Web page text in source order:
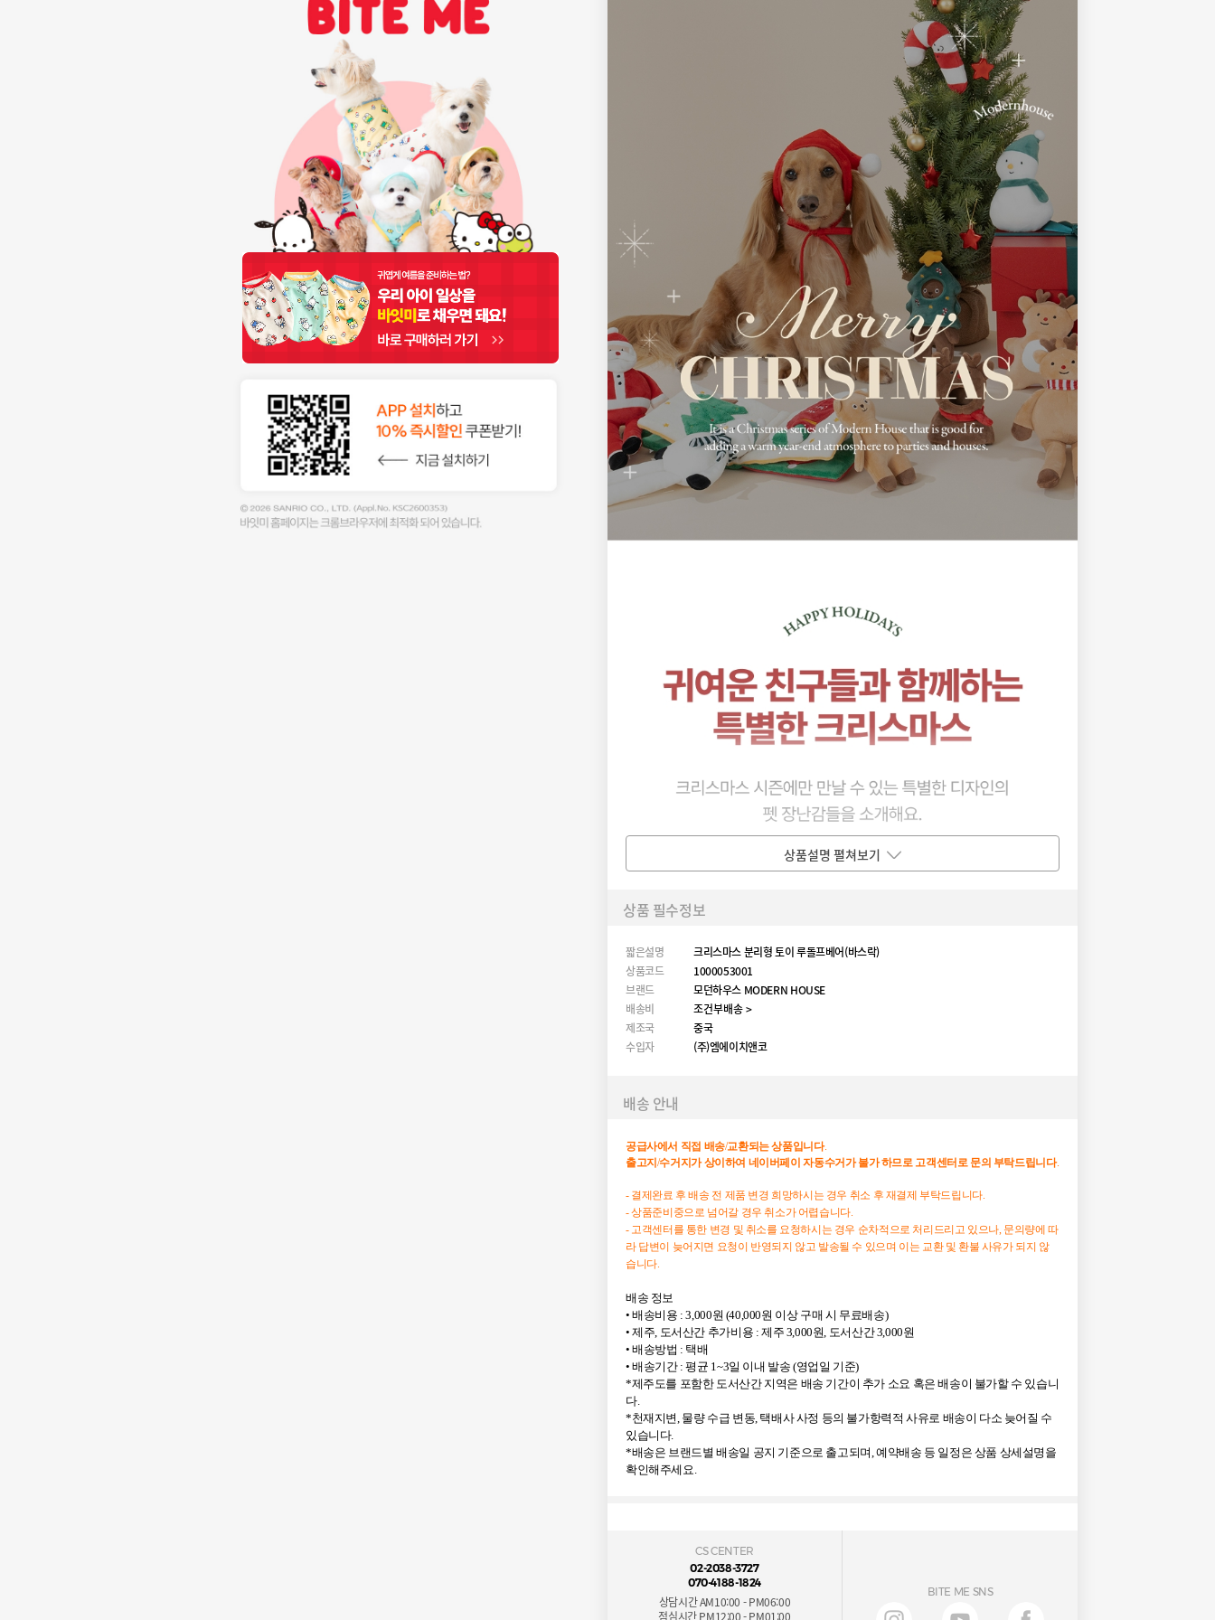
상품설명 펼쳐보기
상품 필수정보
짧은설명
크리스마스 분리형 토이 루돌프베어(바스락)
상품코드
1000053001
브랜드
모던하우스 MODERN HOUSE
배송비
조건부배송 >
제조국
중국
수입자
(주)엠에이치앤코
배송 안내
공급사에서 직접 배송/교환되는상품입니다.
출고지 /수거지가 상이하여 네이버페이 자동수거가 불가하므로고객센터로문의 부탁드립니다.
- 결제완료 후 배송 전 제품 변경 희망하시는 경우 취소 후 재결제 부탁드립니다.
- 상품준비중으로 넘어갈 경우 취소가 어렵습니다.
- 고객센터를 통한 변경 및 취소를 요청하시는 경우 순차적으로 처리드리고 있으나, 문의량에 따
라 답변이 늦어지면 요청이 반영되지 않고 발송될 수 있으며 이는 교환 및 환불 사유가 되지 않
습니다.
배송 정보
• 배송비용 : 3,000원 (40,000원 이상 구매 시 무료배송)
• 제주, 도서산간 추가비용 : 제주 3,000원, 도서산간 3,000원
• 배송방법 : 택배
• 배송기간 : 평균 1~3일 이내 발송 (영업일 기준)
*제주도를 포함한 도서산간 지역은 배송 기간이 추가 소요 혹은 배송이 불가할 수 있습니
다.
*천재지변, 물량 수급 변동, 택배사 사정 등의 불가항력적 사유로 배송이 다소 늦어질 수
있습니다.
*배송은 브랜드별 배송일 공지 기준으로 출고되며, 예약배송 등 일정은 상품 상세설명을
확인해주세요.
CS CENTER
02-2038-3727
070-4188-1824
상담시간 AM10:00 - PM06:00
점심시간 PM12:00 - PM01:00
BITE ME SNS